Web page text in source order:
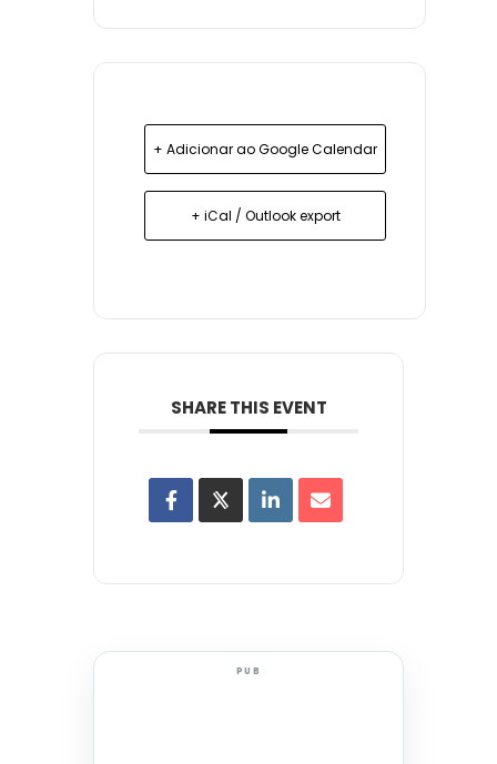
+ Adicionar ao Google Calendar
+ iCal / Outlook export
SHARE THIS EVENT
PUB